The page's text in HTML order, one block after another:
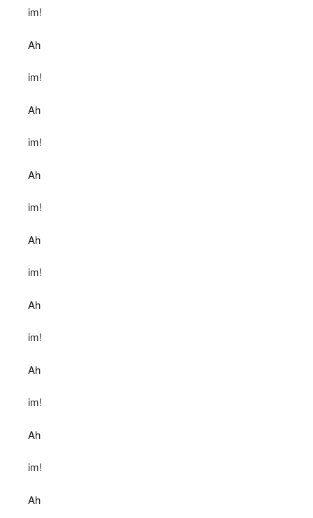
im!
Ah
im!
Ah
im!
Ah
im!
Ah
im!
Ah
im!
Ah
im!
Ah
im!
Ah